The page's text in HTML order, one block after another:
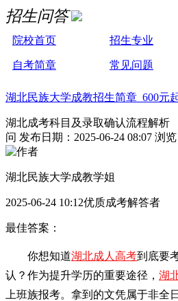
招生问答
院校首页 招生专业
自考简章 常见问题
湖北民族大学成教招生简章 600元
湖北成考科目及录取确认流程解析
问 发布日期：2025-06-24 08:07 浏览
湖北民族大学成教学姐
2025-06-24 10:12优质成考解答者
最佳答案：
你想知道湖北成人高考到底要
认？作为提升学历的重要途径， 湖
上班族报考。拿到的文凭属于非全